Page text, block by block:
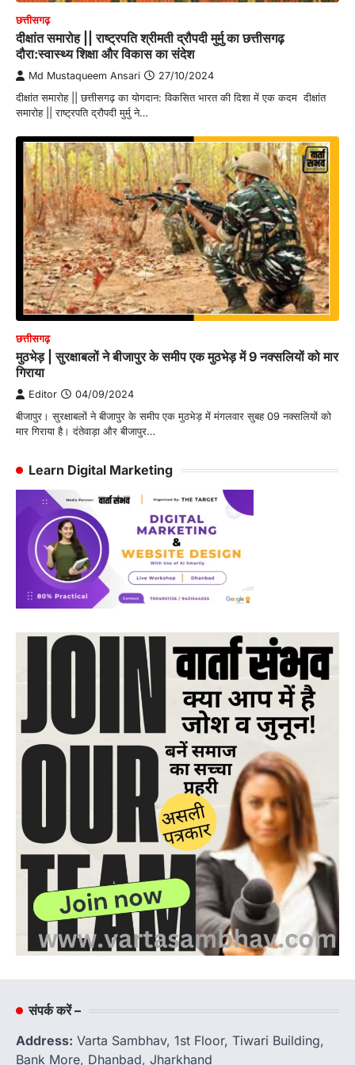
छत्तीसगढ़
दीक्षांत समारोह || राष्ट्रपति श्रीमती द्रौपदी मुर्मु का छत्तीसगढ़
दौरा:स्वास्थ्य शिक्षा और विकास का संदेश
Md Mustaqueem Ansari 27/10/2024
दीक्षांत समारोह || छत्तीसगढ़ का योगदान: विकसित भारत की दिशा में एक कदम दीक्षांत
समारोह || राष्ट्रपति द्रौपदी मुर्मु ने…
छत्तीसगढ़
मुठभेड़ | सुरक्षाबलों ने बीजापुर के समीप एक मुठभेड़ में 9 नक्सलियों को मार
गिराया
Editor 04/09/2024
बीजापुर। सुरक्षाबलों ने बीजापुर के समीप एक मुठभेड़ में मंगलवार सुबह 09 नक्सलियों को
मार गिराया है। दंतेवाड़ा और बीजापुर…
Learn Digital Marketing
संपर्क करें –
Address: Varta Sambhav, 1st Floor, Tiwari Building,
Bank More, Dhanbad, Jharkhand